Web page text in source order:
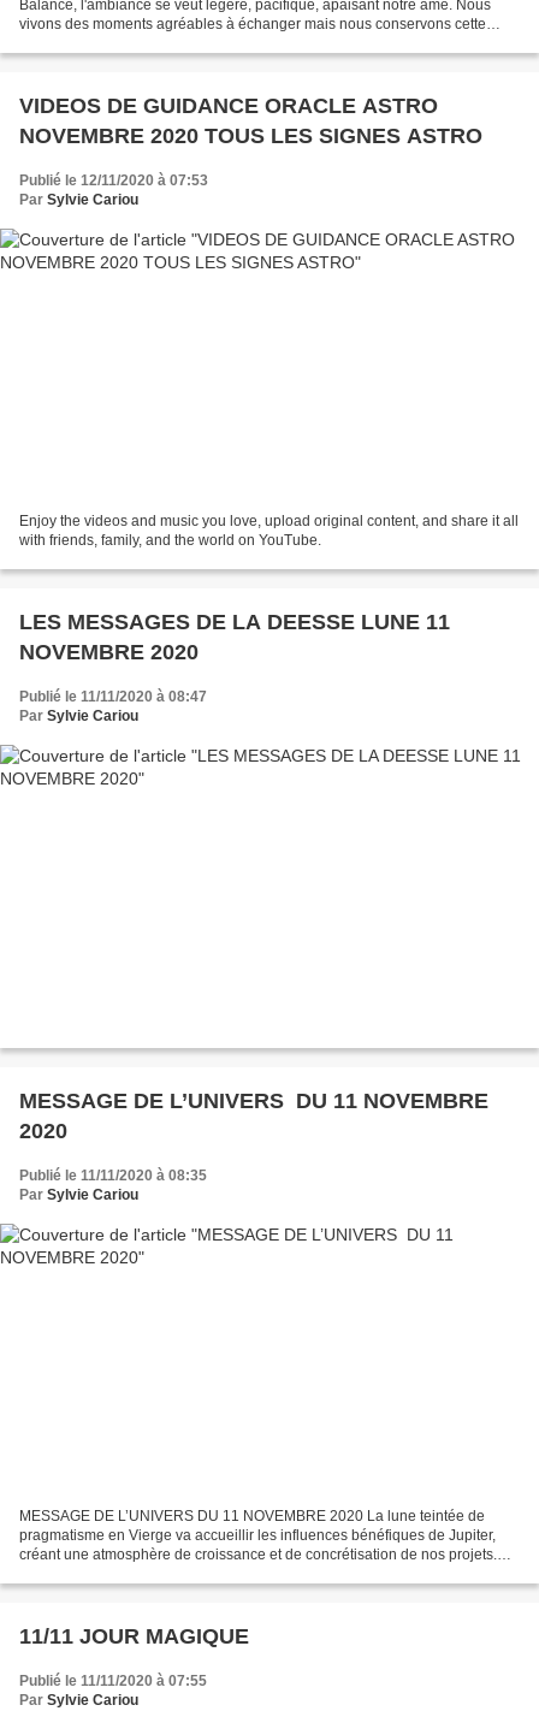
Balance, l'ambiance se veut légère, pacifique, apaisant notre âme. Nous
vivons des moments agréables à échanger mais nous conservons cette
VIDEOS DE GUIDANCE ORACLE ASTRO
NOVEMBRE 2020 TOUS LES SIGNES ASTRO
Publié le 12/11/2020 à 07:53
Par Sylvie Cariou
Enjoy the videos and music you love, upload original content, and share it all
with friends, family, and the world on YouTube.
LES MESSAGES DE LA DEESSE LUNE 11
NOVEMBRE 2020
Publié le 11/11/2020 à 08:47
Par Sylvie Cariou
MESSAGE DE L’UNIVERS DU 11 NOVEMBRE
2020
Publié le 11/11/2020 à 08:35
Par Sylvie Cariou
MESSAGE DE L’UNIVERS DU 11 NOVEMBRE 2020 La lune teintée de
pragmatisme en Vierge va accueillir les influences bénéfiques de Jupiter,
créant une atmosphère de croissance et de concrétisation de nos projets.
11/11 JOUR MAGIQUE
Publié le 11/11/2020 à 07:55
Par Sylvie Cariou